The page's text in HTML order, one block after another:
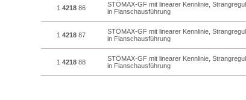
1 4218 86
STÖMAX-GF mit linearer Kennlinie,
in Flanschausführung
1 4218 87
STÖMAX-GF mit linearer Kennlinie,
in Flanschausführung
1 4218 88
STÖMAX-GF mit linearer Kennlinie,
in Flanschausführung